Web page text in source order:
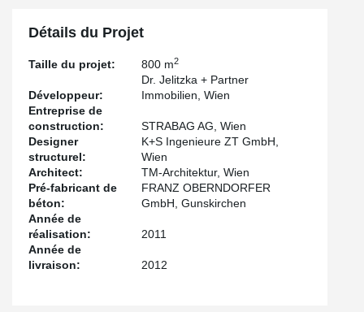
Détails du Projet
Taille du projet: 800 m2
Développeur:
Dr. Jelitzka + Partner
Immobilien, Wien
Entreprise de
construction:
STRABAG AG, Wien
Designer
structurel:
K+S Ingenieure ZT GmbH,
Wien
Architect:
TM-Architektur, Wien
Pré-fabricant de
béton:
FRANZ OBERNDORFER
GmbH, Gunskirchen
Année de
réalisation:
2011
Année de
livraison:
2012